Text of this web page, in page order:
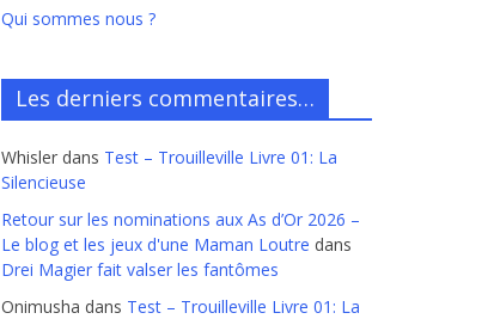
Qui sommes nous ?
Les derniers commentaires…
Whisler dans Test – Trouilleville Livre 01: La
Silencieuse
Retour sur les nominations aux As d’Or 2026 –
Le blog et les jeux d'une Maman Loutre dans
Drei Magier fait valser les fantômes
Onimusha dans Test – Trouilleville Livre 01: La